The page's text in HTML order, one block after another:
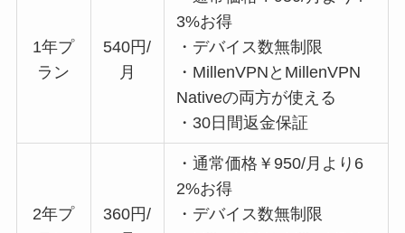
1年プ
ラン
540円/
月
3%お得
・デバイス数無制限
・MillenVPNとMillenVPN
Nativeの両方が使える
・30日間返金保証
2年プ
360円/
・通常価格￥950/月より6
2%お得
・デバイス数無制限